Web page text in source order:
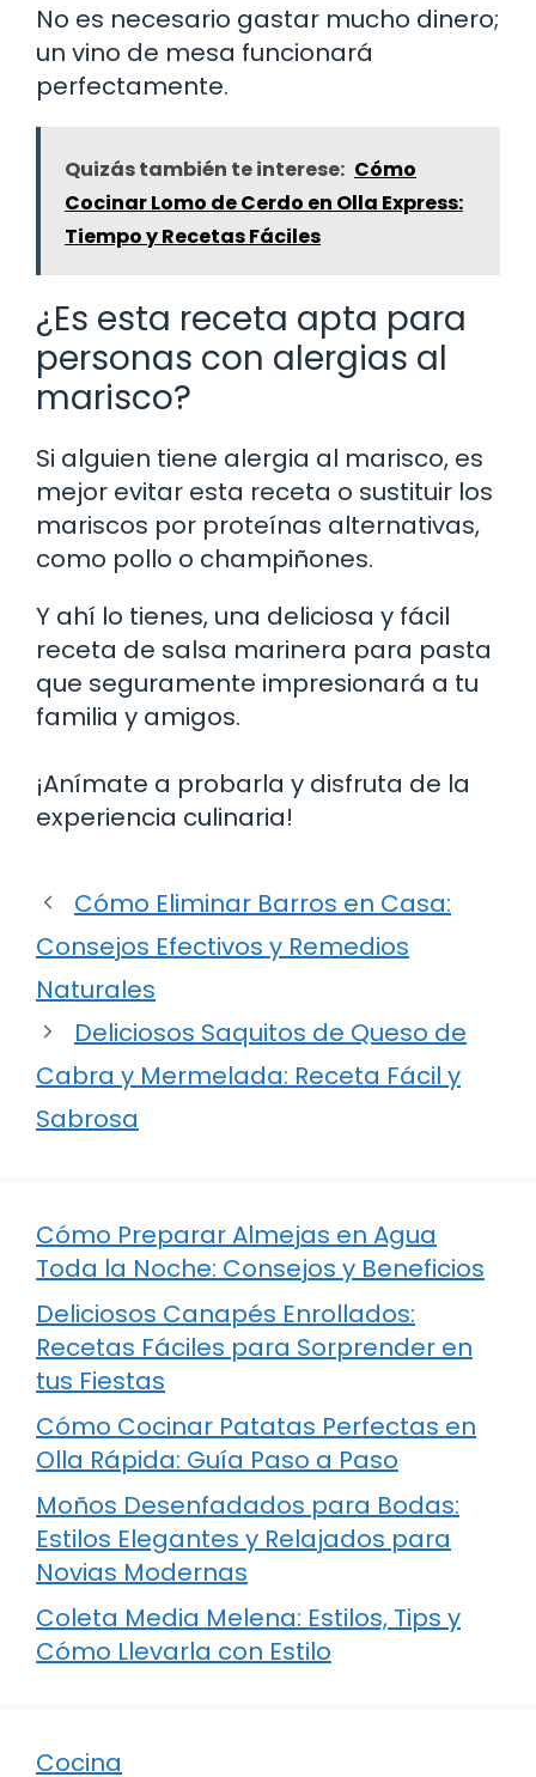
No es necesario gastar mucho dinero;
un vino de mesa funcionará
perfectamente.
Quizás también te interese: Cómo
Cocinar Lomo de Cerdo en Olla Express:
Tiempo y Recetas Fáciles
¿Es esta receta apta para
personas con alergias al
marisco?
Si alguien tiene alergia al marisco, es
mejor evitar esta receta o sustituir los
mariscos por proteínas alternativas,
como pollo o champiñones.
Y ahí lo tienes, una deliciosa y fácil
receta de salsa marinera para pasta
que seguramente impresionará a tu
familia y amigos.
¡Anímate a probarla y disfruta de la
experiencia culinaria!
Cómo Eliminar Barros en Casa:
Consejos Efectivos y Remedios
Naturales
Deliciosos Saquitos de Queso de
Cabra y Mermelada: Receta Fácil y
Sabrosa
Cómo Preparar Almejas en Agua
Toda la Noche: Consejos y Beneficios
Deliciosos Canapés Enrollados:
Recetas Fáciles para Sorprender en
tus Fiestas
Cómo Cocinar Patatas Perfectas en
Olla Rápida: Guía Paso a Paso
Moños Desenfadados para Bodas:
Estilos Elegantes y Relajados para
Novias Modernas
Coleta Media Melena: Estilos, Tips y
Cómo Llevarla con Estilo
Cocina